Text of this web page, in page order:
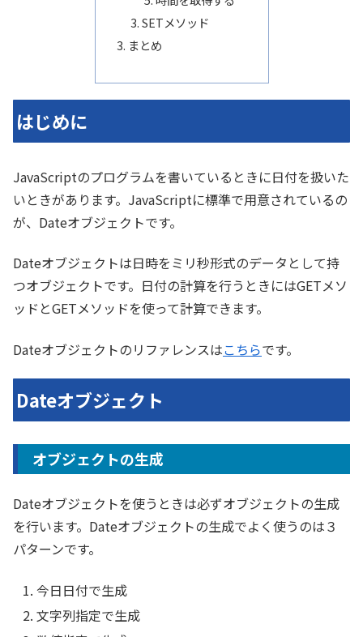
SETメソッド
まとめ
はじめに
JavaScriptのプログラムを書いているときに日付を扱いた
いときがあります。JavaScriptに標準で用意されているの
が、Dateオブジェクトです。
Dateオブジェクトは日時をミリ秒形式のデータとして持
つオブジェクトです。日付の計算を行うときにはGETメソ
ッドとGETメソッドを使って計算できます。
Dateオブジェクトのリファレンスはこちらです。
Dateオブジェクト
オブジェクトの生成
Dateオブジェクトを使うときは必ずオブジェクトの生成
を行います。Dateオブジェクトの生成でよく使うのは３
パターンです。
今日日付で生成
文字列指定で生成